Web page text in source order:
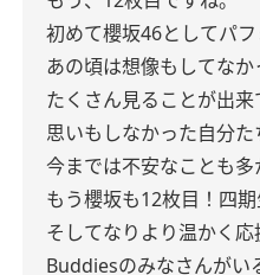
初めて櫻坂46としてパ
あの頃は想像もしてなか
たくさん見ることが出来
思いもしなかった自分た
今までは不安なことも
もう櫻坂も12枚目！四
そしてなりより温かく
Buddiesのみなさんがい